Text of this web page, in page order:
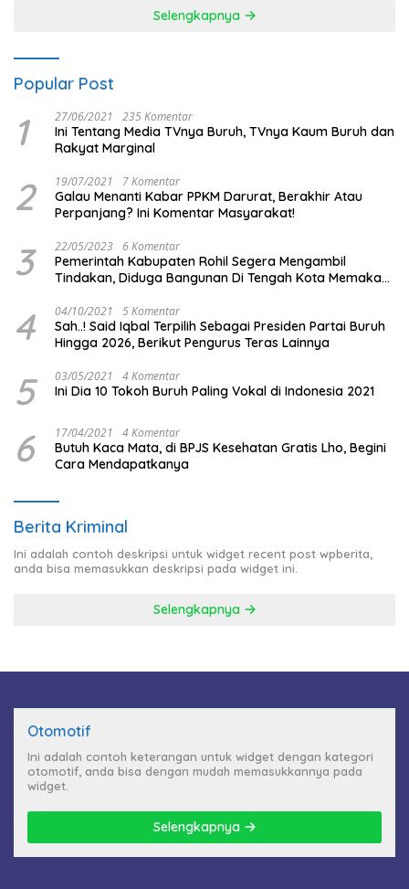
Selengkapnya
Popular Post
1 27/06/2021 235 Komentar
Ini Tentang Media TVnya Buruh, TVnya Kaum Buruh dan
Rakyat Marginal
2 19/07/2021 7 Komentar
Galau Menanti Kabar PPKM Darurat, Berakhir Atau
Perpanjang? Ini Komentar Masyarakat!
3 22/05/2023 6 Komentar
Pemerintah Kabupaten Rohil Segera Mengambil
Tindakan, Diduga Bangunan Di Tengah Kota Memakan
4 04/10/2021 5 Komentar
Sah..! Said Iqbal Terpilih Sebagai Presiden Partai Buruh
Hingga 2026, Berikut Pengurus Teras Lainnya
5 03/05/2021 4 Komentar
Ini Dia 10 Tokoh Buruh Paling Vokal di Indonesia 2021
6 17/04/2021 4 Komentar
Butuh Kaca Mata, di BPJS Kesehatan Gratis Lho, Begini
Cara Mendapatkanya
Berita Kriminal
Ini adalah contoh deskripsi untuk widget recent post wpberita,
anda bisa memasukkan deskripsi pada widget ini.
Selengkapnya
Otomotif
Ini adalah contoh keterangan untuk widget dengan kategori
otomotif, anda bisa dengan mudah memasukkannya pada
widget.
Selengkapnya